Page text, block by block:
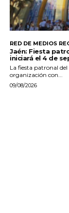
RED DE MEDIOS
Jaén: Fiesta
iniciará el 4 de
La fiesta patronal
organización con...
09/08/2026